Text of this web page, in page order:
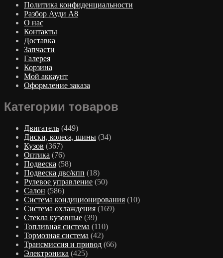
Политика конфиденциальности
Разбор Ауди А8
О нас
Контакты
Доставка
Запчасти
Галерея
Корзина
Мой аккаунт
Оформление заказа
Категории товаров
Двигатель (449)
Диски, колеса, шины (34)
Кузов (367)
Оптика (76)
Подвеска (58)
Подвеска двс/кпп (18)
Рулевое управление (50)
Салон (586)
Система кондиционирования (10)
Система охлаждения (169)
Стекла кузовные (39)
Топливная система (110)
Тормозная система (42)
Трансмиссия и привод (66)
Электроника (425)